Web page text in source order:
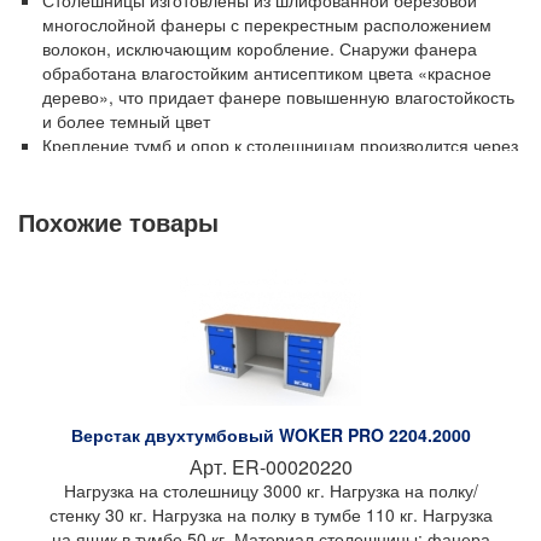
многослойной фанеры с перекрестным расположением
волокон, исключающим коробление. Снаружи фанера
обработана влагостойким антисептиком цвета «красное
дерево», что придает фанере повышенную влагостойкость
и более темный цвет
Крепление тумб и опор к столешницам производится через
Выдвижные ящики имеют полезную площадь ШхГ, мм:
459х612, что соответствует размерности 27Ех36Е под
Направляющие ящиков телескопические на развернутом
подшипнике, полного выдвижения с фиксатором в
закрытом положении, рассчитаны на 80 000 циклов по
DIN15338, высота профиля 45, 7 мм, материал:
Максимальная статическая нагрузка на выдвижной ящик –
до 50 кг (при установке дополнительного комплекта
направляющих – до 100 кг)
Все ящики запираются на единый цилиндрический замок
(Германия), секретность 2000 комбинаций (2 ключа в
Похожие товары
Верстак двухтумбовый WOKER PRO 2204.2000
Арт. ER-00020220
Нагрузка на столешницу 3000 кг. Нагрузка на полку/
стенку 30 кг. Нагрузка на полку в тумбе 110 кг. Нагрузка